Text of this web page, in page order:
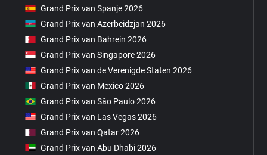
Grand Prix van Spanje 2026
Grand Prix van Azerbeidzjan 2026
Grand Prix van Bahrein 2026
Grand Prix van Singapore 2026
Grand Prix van de Verenigde Staten 2026
Grand Prix van Mexico 2026
Grand Prix van São Paulo 2026
Grand Prix van Las Vegas 2026
Grand Prix van Qatar 2026
Grand Prix van Abu Dhabi 2026